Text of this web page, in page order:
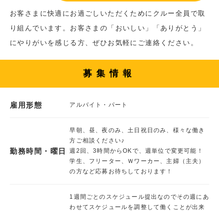
お客さまに快適にお過ごしいただくためにクルー全員で取
り組んでいます。お客さまの「おいしい」「ありがとう」
にやりがいを感じる方、ぜひお気軽にご連絡ください。
募集情報
雇用形態 アルバイト・パート
勤務時間・曜日
早朝、昼、夜のみ、土日祝日のみ、様々な働き
方ご相談ください♪
週2回、3時間からOKで、週単位で変更可能！
学生、フリーター、Ｗワーカー、主婦（主夫）
の方など応募お待ちしております！
1週間ごとのスケジュール提出なのでその週にあ
わせてスケジュールを調整して働くことが出来